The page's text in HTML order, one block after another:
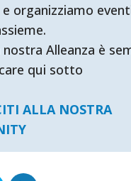
organizziamo
nostra Alleanza è
qui sotto
ALLA NOSTRA